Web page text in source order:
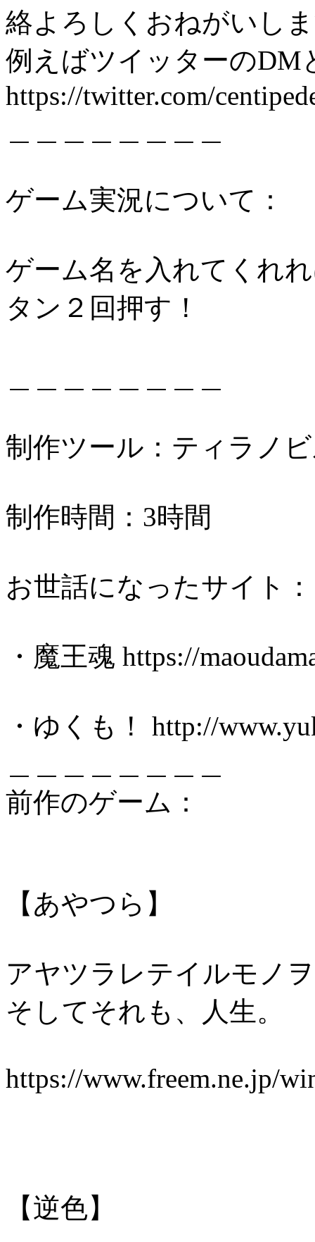
絡よろしくおねがいし
例えばツイッターのDM
https://twitter.com/
ゲーム実況について：
ゲーム名を入れてくれ
タン２回押す！
制作ツール：ティラノ
制作時間：3時間
お世話になったサイト：
・魔王魂 https://
・ゆくも！ http://
前作のゲーム：
【あやつら】
アヤツラレテイルモノ
そしてそれも、人生。
https://www.freem.ne.jp/
【逆色】